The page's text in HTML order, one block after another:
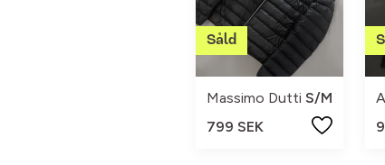
Massimo Dutti S/M
799 SEK